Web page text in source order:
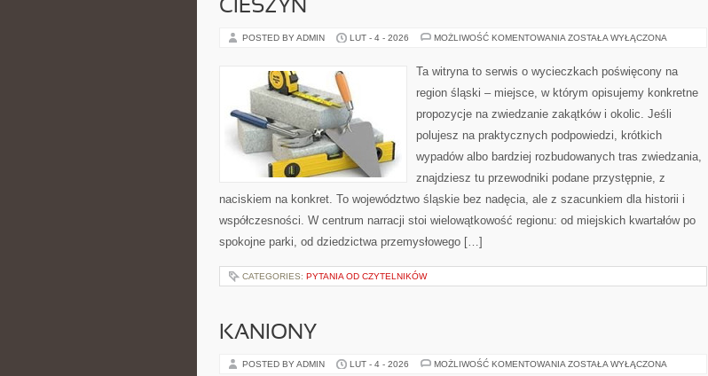
CIESZYN
POSTED BY ADMIN LUT - 4 - 2026 MOŻLIWOŚĆ KOMENTOWANIA CIESZYN
ZOSTAŁA WYŁĄCZONA
Ta witryna to serwis o wycieczkach poświęcony na
region śląski – miejsce, w którym opisujemy konkretne
propozycje na zwiedzanie zakątków i okolic. Jeśli
polujesz na praktycznych podpowiedzi, krótkich
wypadów albo bardziej rozbudowanych tras zwiedzania,
znajdziesz tu przewodniki podane przystępnie, z
naciskiem na konkret. To województwo śląskie bez nadęcia, ale z szacunkiem dla historii i
współczesności. W centrum narracji stoi wielowątkowość regionu: od miejskich kwartałów po
spokojne parki, od dziedzictwa przemysłowego […]
CATEGORIES: PYTANIA OD CZYTELNIKÓW
KANIONY
POSTED BY ADMIN LUT - 4 - 2026 MOŻLIWOŚĆ KOMENTOWANIA KANIONY
ZOSTAŁA WYŁĄCZONA